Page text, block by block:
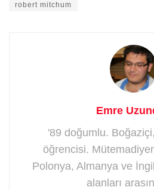
robert mitchum
Emre
'89 doğumlu.
öğrencisi.
Polonya, Almanya ve
alanları